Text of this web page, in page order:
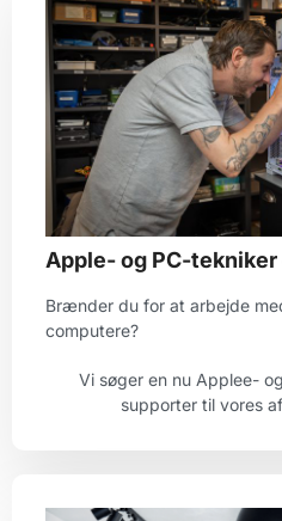
Apple- og PC-
Brænder du for at arbejde
computere?
Vi søger en nu Applee-
supporter til vores